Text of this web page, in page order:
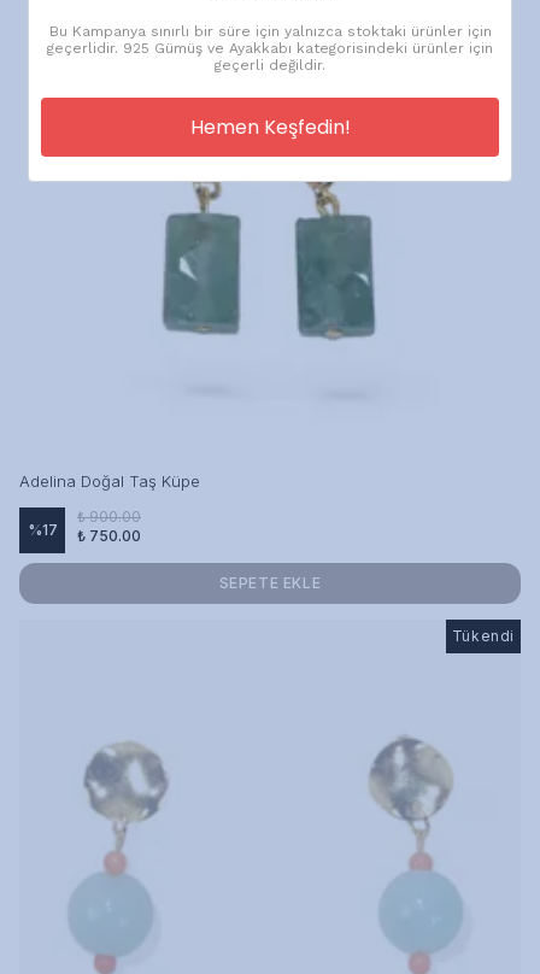
Adelina Doğal Taş Küpe
%17
₺ 900.00
₺ 750.00
SEPETE EKLE
Tükendi
Bu Kampanya sınırlı bir süre için yalnızca stoktaki ürünler için
geçerlidir. 925 Gümüş ve Ayakkabı kategorisindeki ürünler için
geçerli değildir.
Hemen Keşfedin!